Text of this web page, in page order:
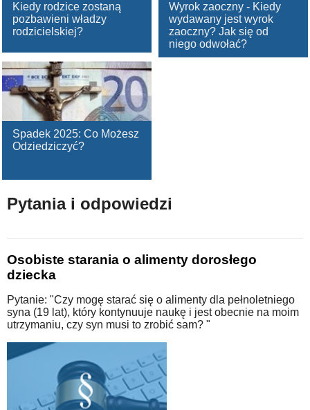
Kiedy rodzice zostaną
pozbawieni władzy
rodzicielskiej?
Wyrok zaoczny - Kiedy
wydawany jest wyrok
zaoczny? Jak się od
niego odwołać?
Spadek 2025: Co Możesz
Odziedziczyć?
Pytania i odpowiedzi
Osobiste starania o alimenty dorosłego
dziecka
Pytanie: "Czy mogę starać się o alimenty dla pełnoletniego
syna (19 lat), który kontynuuje naukę i jest obecnie na moim
utrzymaniu, czy syn musi to zrobić sam? "